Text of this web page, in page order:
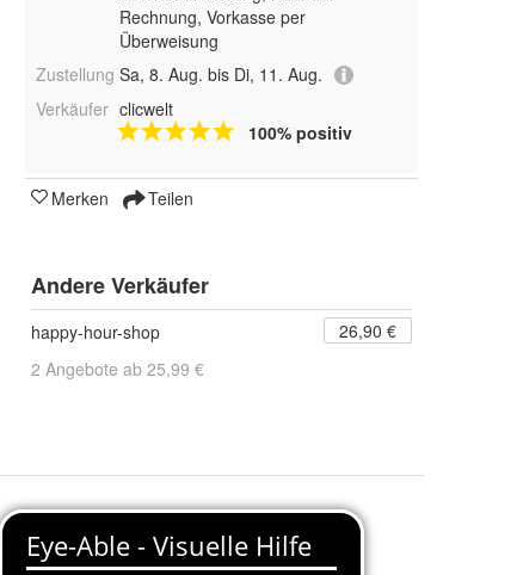
Rechnung, Vorkasse per
Überweisung
Zustellung Sa, 8. Aug. bis Di, 11. Aug.
Verkäufer clicwelt
100% positiv
Merken Teilen
Andere Verkäufer
happy-hour-shop
26,90 €
2 Angebote ab 25,99 €
Saison:
Karneval Party JGA
Größe: